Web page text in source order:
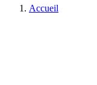
Accueil